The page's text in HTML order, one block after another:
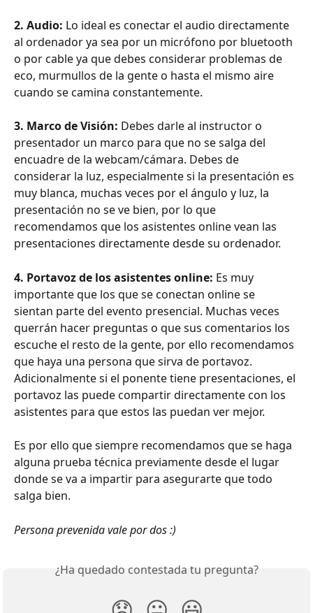
2. Audio: Lo ideal es conectar el audio directamente
al ordenador ya sea por un micrófono por bluetooth
o por cable ya que debes considerar problemas de
eco, murmullos de la gente o hasta el mismo aire
cuando se camina constantemente.
3. Marco de Visión: Debes darle al instructor o
presentador un marco para que no se salga del
encuadre de la webcam/cámara. Debes de
considerar la luz, especialmente si la presentación es
muy blanca, muchas veces por el ángulo y luz, la
presentación no se ve bien, por lo que
recomendamos que los asistentes online vean las
presentaciones directamente desde su ordenador.
4. Portavoz de los asistentes online: Es muy
importante que los que se conectan online se
sientan parte del evento presencial. Muchas veces
querrán hacer preguntas o que sus comentarios los
escuche el resto de la gente, por ello recomendamos
que haya una persona que sirva de portavoz.
Adicionalmente si el ponente tiene presentaciones, el
portavoz las puede compartir directamente con los
asistentes para que estos las puedan ver mejor.
Es por ello que siempre recomendamos que se haga
alguna prueba técnica previamente desde el lugar
donde se va a impartir para asegurarte que todo
salga bien.
Persona prevenida vale por dos :)
¿Ha quedado contestada tu pregunta?